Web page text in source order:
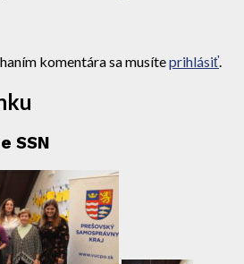
komentára sa musíteprihlásiť.
SSN